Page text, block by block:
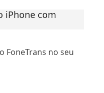
iPhone com
FoneTrans no seu